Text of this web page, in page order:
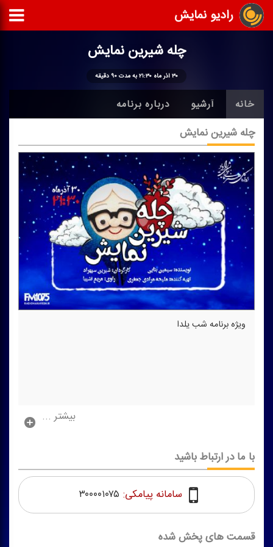
رادیو نمایش
چله شیرین نمایش
۳۰ آذر ماه ۲۱:۳۰ به مدت ۹۰ دقیقه
خانه آرشیو درباره برنامه
چله شیرین نمایش
ویژه برنامه شب یلدا
بیشتر ...
قسمت های پخش شده
با ما در ارتباط باشید
سامانه پیامکی: ۳۰۰۰۰۱۰۷۵